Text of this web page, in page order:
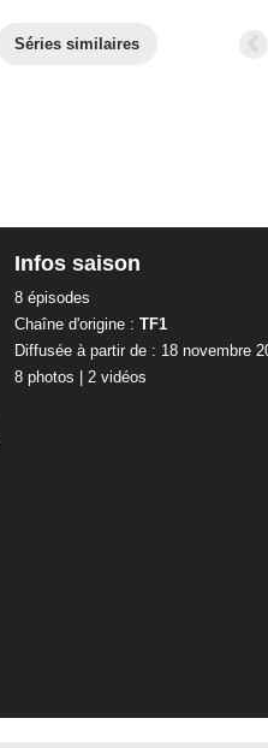
Séries similaires
Infos saison
8 épisodes
Chaîne d'origine : TF1
Diffusée à partir de : 18 novembre
8 photos
2 vidéos